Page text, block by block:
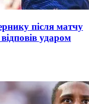
після матчу
ударом